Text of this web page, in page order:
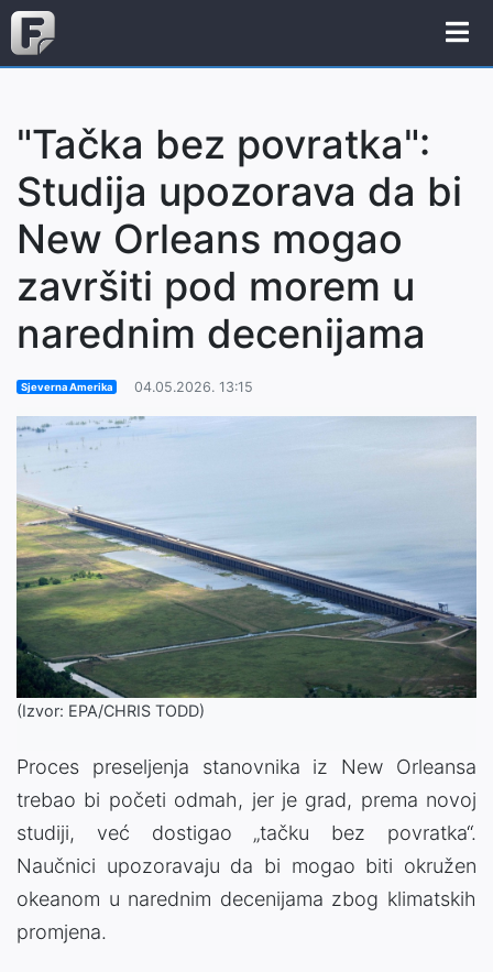
"Tačka bez povratka":
Studija upozorava da bi
New Orleans mogao
završiti pod morem u
narednim decenijama
Sjeverna Amerika 04.05.2026. 13:15
(Izvor: EPA/CHRIS TODD)
Proces preseljenja stanovnika iz New Orleansa
trebao bi početi odmah, jer je grad, prema novoj
studiji, već dostigao „tačku bez povratka“.
Naučnici upozoravaju da bi mogao biti okružen
okeanom u narednim decenijama zbog klimatskih
promjena.